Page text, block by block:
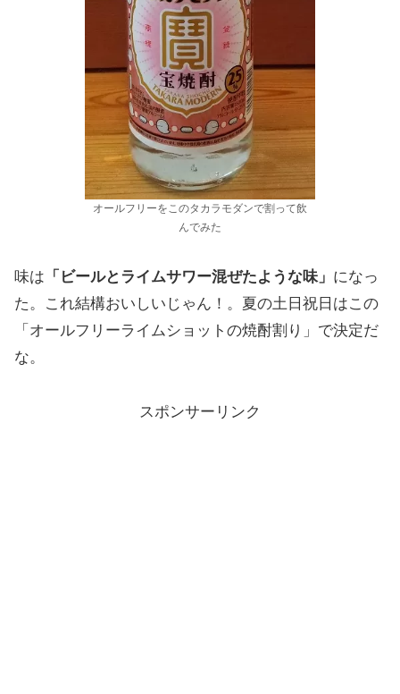
オールフリーをこのタカラモダンで割って飲
んでみた
味は 「ビールとライムサワー混ぜたような味」 になっ
た。これ結構おいしいじゃん！。夏の土日祝日はこの
「オールフリーライムショットの焼酎割り」で決定だ
な。
スポンサーリンク